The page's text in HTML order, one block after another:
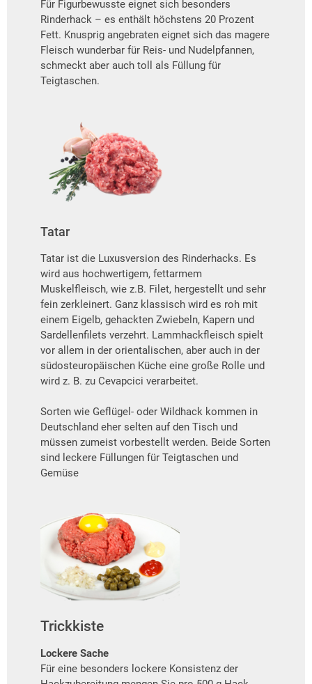
Für Figurbewusste eignet sich besonders
Rinderhack – es enthält höchstens 20 Prozent
Fett. Knusprig angebraten eignet sich das magere
Fleisch wunderbar für Reis- und Nudelpfannen,
schmeckt aber auch toll als Füllung für
Teigtaschen.
Tatar
Tatar ist die Luxusversion des Rinderhacks. Es
wird aus hochwertigem, fettarmem
Muskelfleisch, wie z.B. Filet, hergestellt und sehr
fein zerkleinert. Ganz klassisch wird es roh mit
einem Eigelb, gehackten Zwiebeln, Kapern und
Sardellenfilets verzehrt. Lammhackfleisch spielt
vor allem in der orientalischen, aber auch in der
südosteuropäischen Küche eine große Rolle und
wird z. B. zu Cevapcici verarbeitet.
Sorten wie Geflügel- oder Wildhack kommen in
Deutschland eher selten auf den Tisch und
müssen zumeist vorbestellt werden. Beide Sorten
sind leckere Füllungen für Teigtaschen und
Gemüse
Trickkiste
Lockere Sache
Für eine besonders lockere Konsistenz der